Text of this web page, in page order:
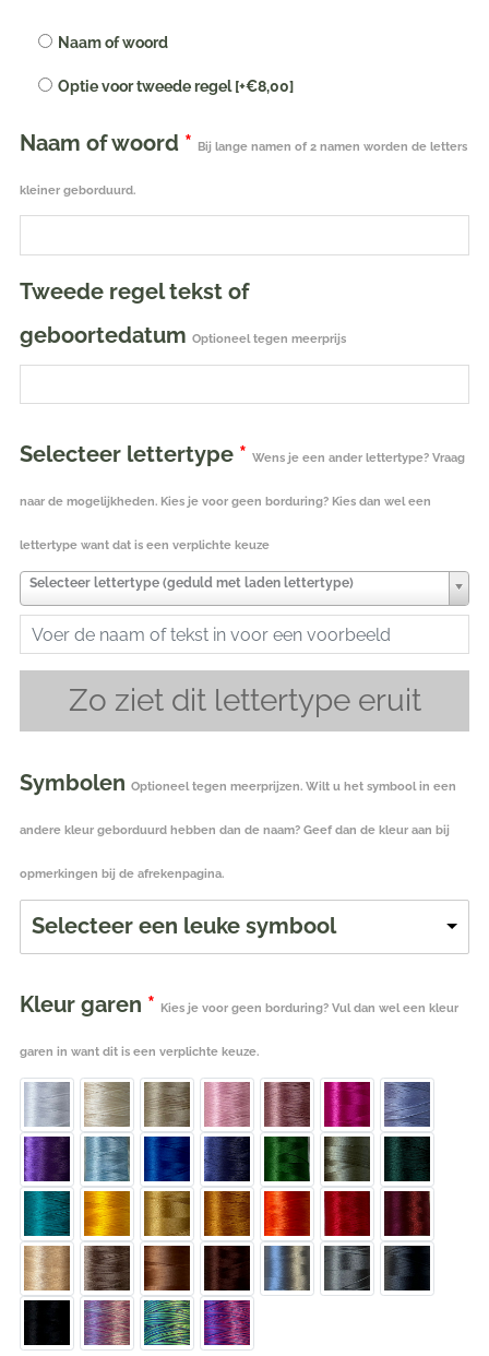
Naam of woord
Optie voor tweede regel[+€8,00]
Naam of woord * Bij lange namen of 2 namen worden de letters
kleiner geborduurd.
Tweede regel tekst of
geboortedatum Optioneel tegen meerprijs
Selecteer lettertype * Wens je een ander lettertype? Vraag
naar de mogelijkheden. Kies je voor geen borduring? Kies dan wel een
lettertype want dat is een verplichte keuze
Selecteer lettertype (geduld met laden lettertype)
Zo ziet dit lettertype eruit
Symbolen Optioneel tegen meerprijzen. Wilt u het symbool in een
andere kleur geborduurd hebben dan de naam? Geef dan de kleur aan bij
opmerkingen bij de afrekenpagina.
Selecteer een leuke symbool
Kleur garen * Kies je voor geen borduring? Vul dan wel een kleur
garen in want dit is een verplichte keuze.
tekst
in
paars
50
aantal